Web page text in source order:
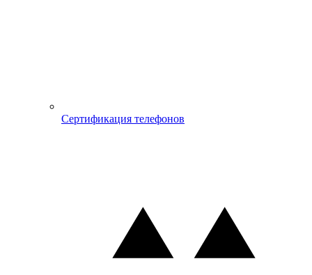
Сертификация телефонов